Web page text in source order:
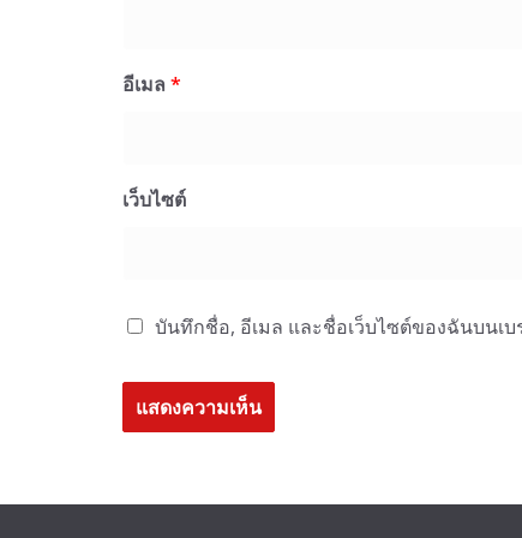
อีเมล *
เว็บไซต์
บันทึกชื่อ, อีเมล และชื่อเว็บไซต์ของฉันบนเ